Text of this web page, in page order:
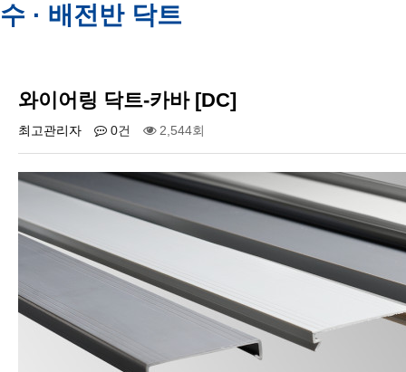
수 · 배전반 닥트
와이어링 닥트-카바 [DC]
최고관리자 0건 2,544회